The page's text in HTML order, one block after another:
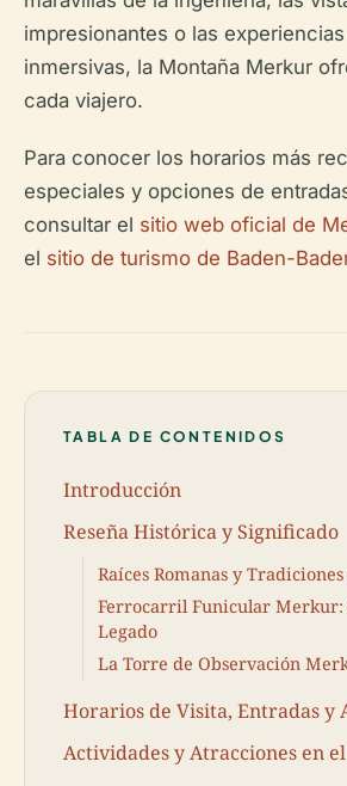
impresionantes o las
inmersivas, la Montaña Merkur
cada viajero.
Para conocer los horarios más
especiales y opciones de
consultar el sitio web oficial de
el sitio de turismo de Baden-
TABLA DE CONTENIDOS
Introducción
Reseña Histórica y Significado
Raíces Romanas y
Ferrocarril Funicular Merkur:
Legado
La Torre de Observación
Horarios de Visita, Entradas y
Actividades y Atracciones en